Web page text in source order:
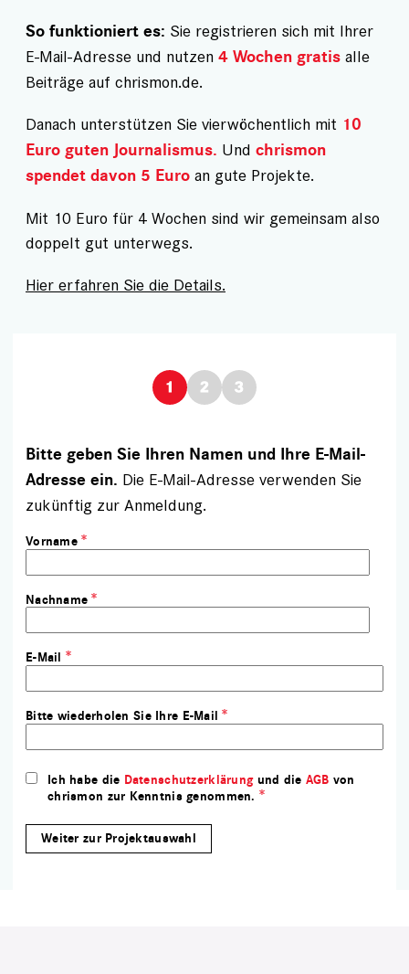
So funktioniert es: Sie registrieren sich mit Ihrer
E-Mail-Adresse und nutzen 4 Wochen gratis alle
Beiträge auf chrismon.de.
Danach unterstützen Sie vierwöchentlich mit 10
Euro guten Journalismus. Und chrismon
spendet davon 5 Euro an gute Projekte.
Mit 10 Euro für 4 Wochen sind wir gemeinsam also
doppelt gut unterwegs.
Hier erfahren Sie die Details.
Bitte geben Sie Ihren Namen und Ihre E-Mail-
Adresse ein. Die E-Mail-Adresse verwenden Sie
zukünftig zur Anmeldung.
Vorname
Nachname
E-Mail
Bitte wiederholen Sie Ihre E-Mail
Ich habe die Datenschutzerklärungund die AGB von
chrismon zur Kenntnis genommen.